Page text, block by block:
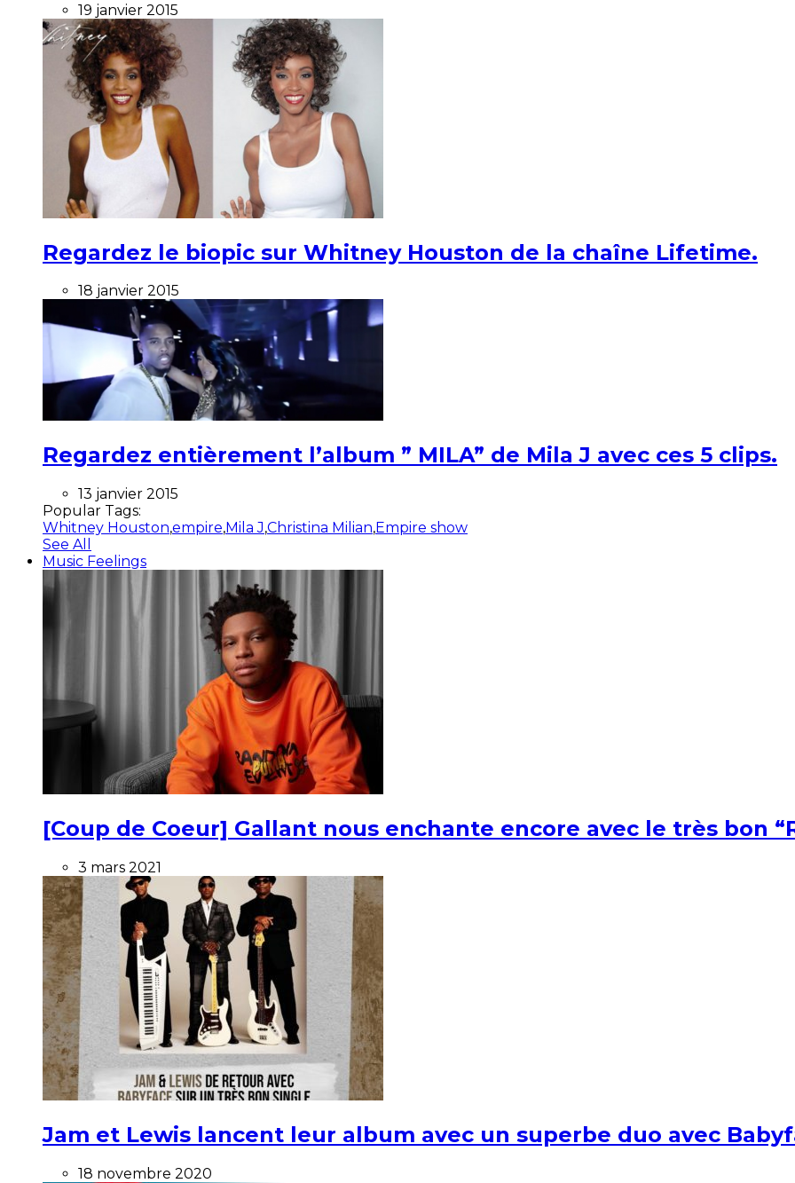
19 janvier 2015
Regardez le biopic sur Whitney Houston de la chaîne Lifetime.
18 janvier 2015
Regardez entièrement l’album ” MILA” de Mila J avec ces 5 clips.
13 janvier 2015
Popular Tags:
Whitney Houston,empire,Mila J,Christina Milian,Empire show
See All
Music Feelings
[Coup de Coeur] Gallant nous enchante encore avec le très bon
3 mars 2021
Jam et Lewis lancent leur album avec un superbe duo avec
18 novembre 2020